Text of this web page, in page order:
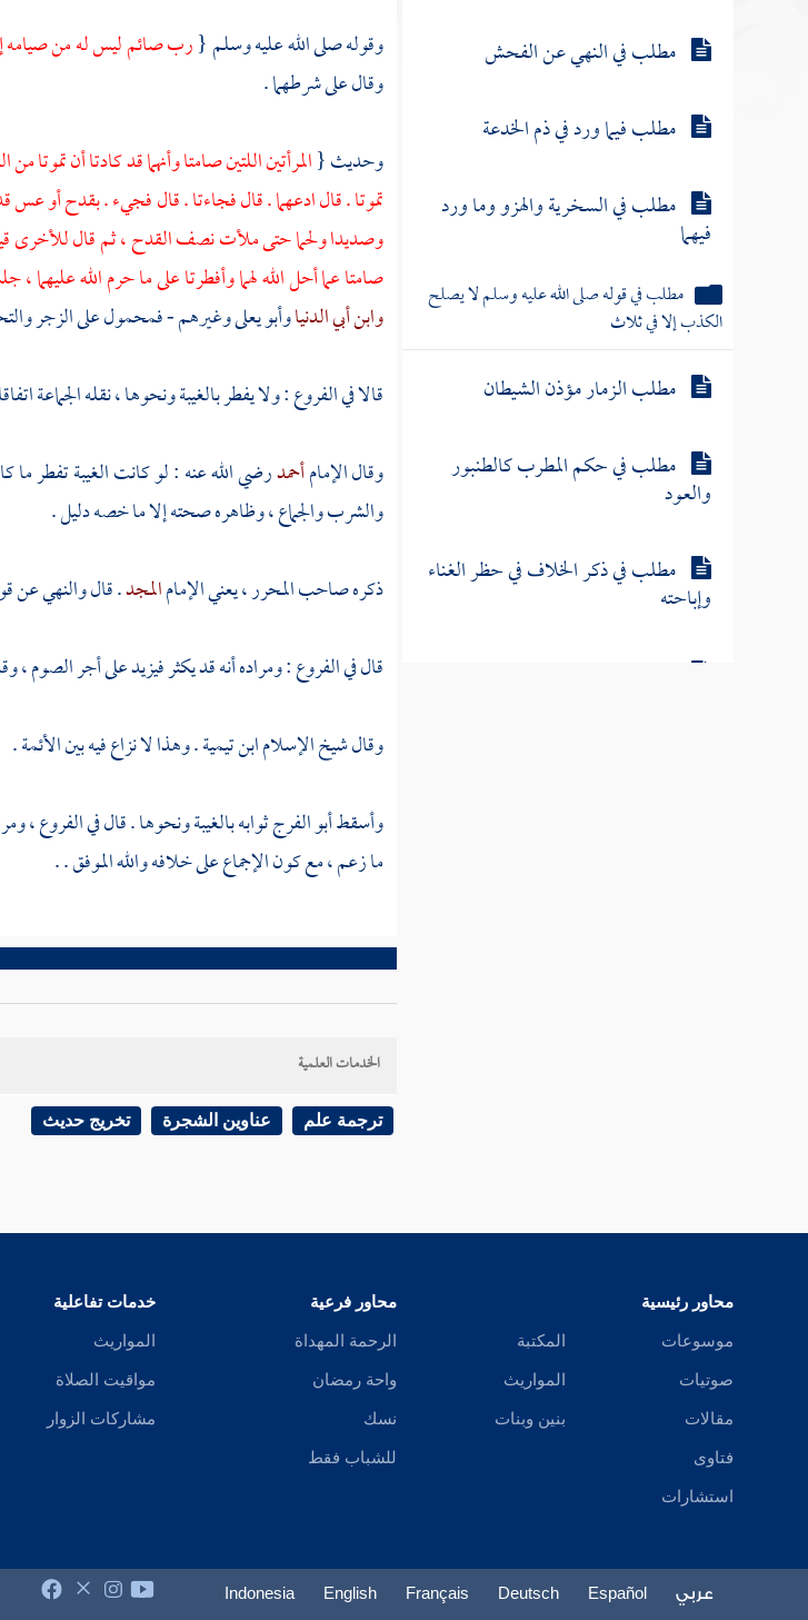
مطلب في النهي عن الفحش
مطلب فيما ورد في ذم الخدعة
مطلب في السخرية والهزو وما ورد
فيهما
مطلب في قوله صلى الله عليه وسلم لا يصلح
الكذب إلا في ثلاث
مطلب الزمار مؤذن الشيطان
مطلب في حكم المطرب كالطنبور
والعود
مطلب في ذكر الخلاف في حظر الغناء
وإباحته
فوائد في أول من وضع علم
مطلب في تلاوة آيات الكتاب المجيد
ملحنة
وسلم شعر أصحابه وتشبيبهم
وقوله صلى الله عليه وسلم {رب صائم ليس له من صيامه
وقال على شرطهما .
وحديث {المرأتين اللتين صامتا وأنهما قد كادتا أن تموتا
تموتا . قال ادعهما . قال فجاءتا . قال فجيء . بقدح أو
وصديدا ولحما حتى ملأت نصف القدح ، ثم قال للأخرى
صامتا عما أحل الله لهما وأفطرتا على ما حرم الله
وابن أبي الدنياوأبو يعلىوغيرهم - فمحمول على الزجر
قالا في الفروع : ولا يفطر بالغيبة ونحوها ، نقله الجماعة
وقال الإمامأحمدرضي الله عنه : لو كانت الغيبة تفطر ما
والشرب والجماع ، وظاهره صحته إلا ما خصه دليل .
ذكره صاحب المحرر ، يعني الإمامالمجد. قال والنهي عن
قال في الفروع : ومراده أنه قد يكثر فيزيد على أجر الصوم ،
وقال شيخ الإسلامابن تيمية. وهذا لا نزاع فيه بين الأئمة .
وأسقطأبو الفرجثوابه بالغيبة ونحوها . قال في الفروع ،
ما زعم ، مع كون الإجماع على خلافه والله الموفق . .
الخدمات العلمية
ترجمة علم عناوين الشجرة تخريج حديث
محاور رئيسية
موسوعات
صوتيات
مقالات
فتاوى
استشارات
المكتبة
المواريث
بنين وبنات
محاور فرعية
الرحمة المهداة
واحة رمضان
نسك
للشباب فقط
خدمات تفاعلية
المواريث
مواقيت الصلاة
مشاركات الزوار
عربي Español
Deutsch
Français
English
Indonesia